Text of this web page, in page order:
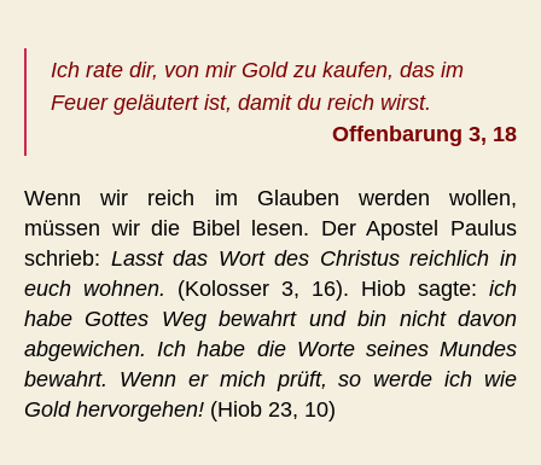
Ich rate dir, von mir Gold zu kaufen, das im
Feuer geläutert ist, damit du reich wirst.
Offenbarung 3, 18
Wenn wir reich im Glauben werden wollen,
müssen wir die Bibel lesen. Der Apostel Paulus
schrieb: Lasst das Wort des Christus reichlich in
euch wohnen. (Kolosser 3, 16). Hiob sagte: ich
habe Gottes Weg bewahrt und bin nicht davon
abgewichen. Ich habe die Worte seines Mundes
bewahrt. Wenn er mich prüft, so werde ich wie
Gold hervorgehen! (Hiob 23, 10)